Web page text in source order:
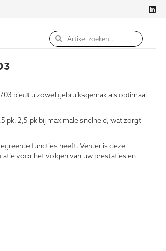
biedt u zowel gebruiksgemak als optimaal
pk, 2,5 pk bij maximale snelheid, wat zorgt
functies heeft. Verder is deze
voor het volgen van uw prestaties en